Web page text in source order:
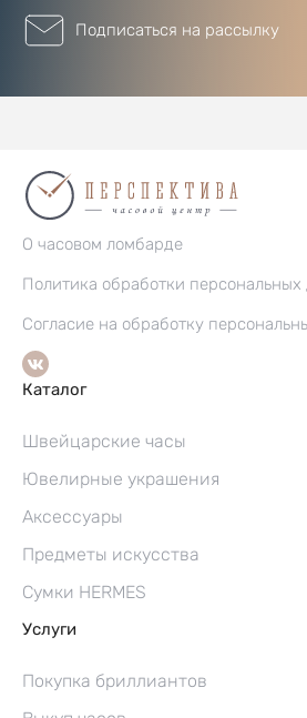
Подписаться на рассылку
О часовом ломбарде
Политика обработки
Согласие на обработку
Каталог
Швейцарские часы
Ювелирные украшения
Аксессуары
Предметы искусства
Сумки HERMES
Услуги
Покупка бриллиантов